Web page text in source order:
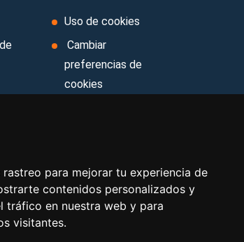
para mejorar tu experiencia de
contenidos personalizados y
tráfico en nuestra web y para
visitantes.
Uso de cookies
Cambiar
preferencias de
cookies
Contacto